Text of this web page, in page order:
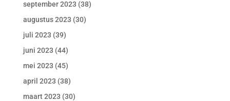
september 2023 (38)
augustus 2023 (30)
juli 2023 (39)
juni 2023 (44)
mei 2023 (45)
april 2023 (38)
maart 2023 (30)